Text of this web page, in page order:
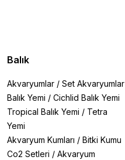
Balık
Akvaryumlar / Set Akvaryumlar
Balık Yemi / Cichlid Balık Yemi
Tropical Balık Yemi / Tetra
Yemi
Akvaryum Kumları / Bitki Kumu
Co2 Setleri / Akvaryum